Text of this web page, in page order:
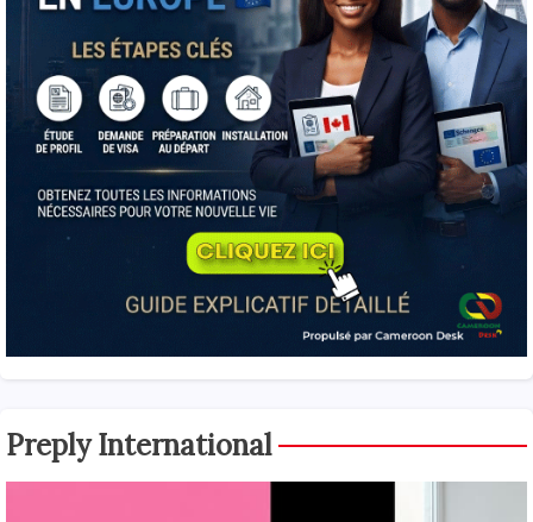
Preply International